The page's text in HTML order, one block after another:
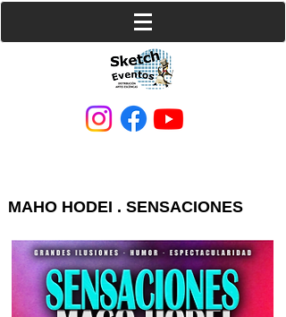
MAHO HODEI . SENSACIONES